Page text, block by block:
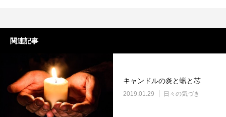
関連記事
キャンドルの炎と蝋と芯
2019.01.29 日々の気づき